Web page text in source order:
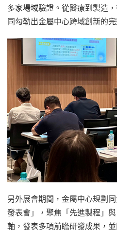
多家場域驗證。從醫療到製造
同勾勒出金屬中心跨域創新的完
另外展會期間，金屬中心規劃
發表會」，聚焦「先進製程」
軸，發表多項前瞻研發成果，